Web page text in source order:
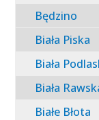
Będzino
Biała Piska
Biała
Biała
Białe Błota